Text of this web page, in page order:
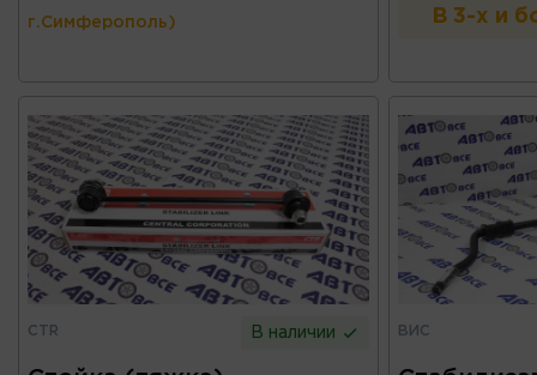
г.Симферополь) В 3-х и
CTR В наличии ВИС